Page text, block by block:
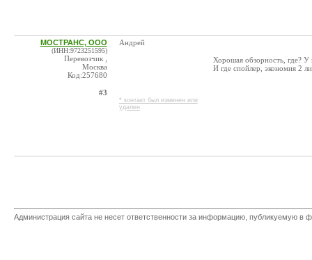
МОСТРАНС, ООО
(ИНН:9723251595)
Перевозчик ,
Москва
Код:257680
#3
Андрей
* контакт был изменен или
удален
Хорошая обзорность, где?
И где спойлер, экономия 2
Администрация сайта не несет ответственности за информацию, публикуемую